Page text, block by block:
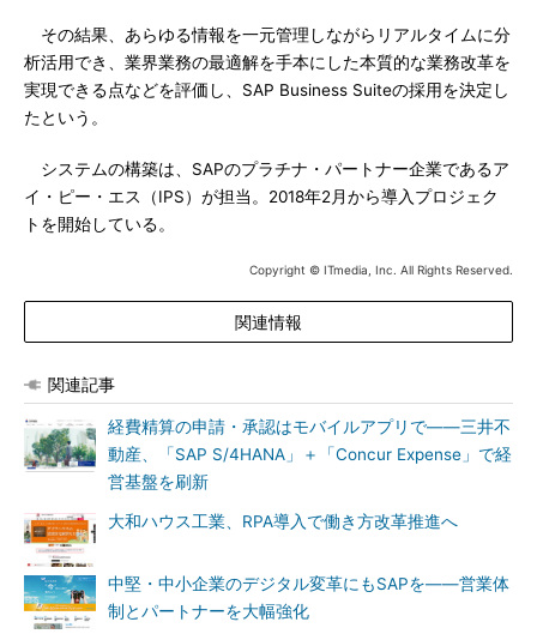
その結果、あらゆる情報を一元管理しながらリアルタイムに分
析活用でき、業界業務の最適解を手本にした本質的な業務改革を
実現できる点などを評価し、SAP Business Suiteの採用を決定し
たという。
システムの構築は、SAPのプラチナ・パートナー企業であるア
イ・ピー・エス（IPS）が担当。2018年2月から導入プロジェク
トを開始している。
Copyright © ITmedia, Inc. All Rights Reserved.
関連情報
関連記事
経費精算の申請・承認はモバイルアプリで――三井不
動産、「SAP S/4HANA」＋「Concur Expense」で経
営基盤を刷新
大和ハウス工業、RPA導入で働き方改革推進へ
中堅・中小企業のデジタル変革にもSAPを――営業体
制とパートナーを大幅強化